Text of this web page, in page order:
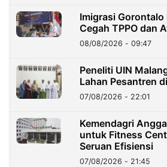
Imigrasi Gorontalo
Cegah TPPO dan
08/08/2026 - 09:47
Peneliti UIN
Lahan Pesantren
07/08/2026 - 22:01
Kemendagri
untuk Fitness
Seruan Efisiensi
07/08/2026 - 21:45